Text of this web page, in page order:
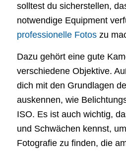
solltest du sicherstellen,
notwendige Equipment
professionelle Fotoszu
Dazu gehört eine gute
verschiedene Objektive.
dich mit den Grundlagen
auskennen, wie
ISO. Es ist auch wichtig,
und Schwächen kennst,
Fotografie zu finden, die